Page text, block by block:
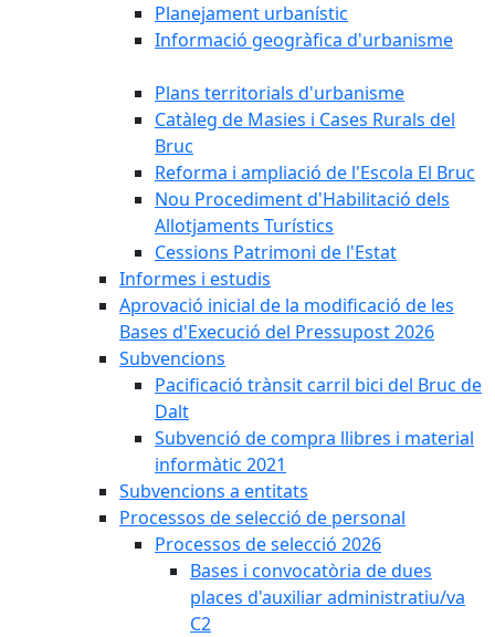
Planejament urbanístic
Informació geogràfica d'urbanisme
Plans territorials d'urbanisme
Catàleg de Masies i Cases Rurals del
Bruc
Reforma i ampliació de l'Escola El Bruc
Nou Procediment d'Habilitació dels
Allotjaments Turístics
Cessions Patrimoni de l'Estat
Informes i estudis
Aprovació inicial de la modificació de les
Bases d'Execució del Pressupost 2026
Subvencions
Pacificació trànsit carril bici del Bruc de
Dalt
Subvenció de compra llibres i material
informàtic 2021
Subvencions a entitats
Processos de selecció de personal
Processos de selecció 2026
Bases i convocatòria de dues
places d'auxiliar administratiu/va
C2